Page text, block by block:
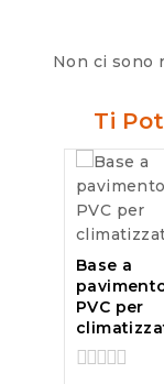
Non ci sono
Ti
Base a
PVC per